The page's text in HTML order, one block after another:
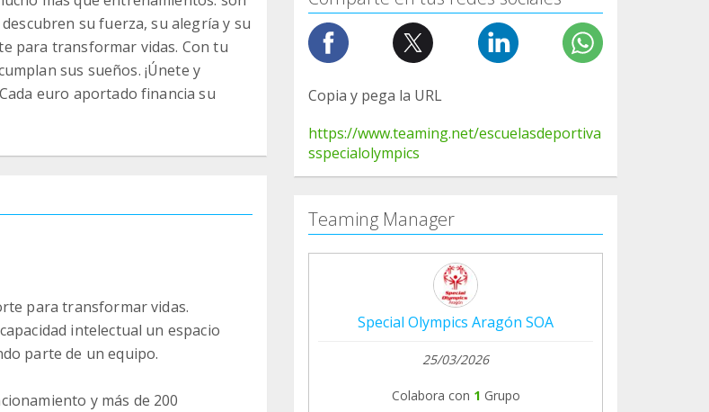
su fuerza, su alegría y su
para transformar vidas. Con tu
sus sueños. ¡Únete y
euro aportado financia su
para transformar vidas.
intelectual un espacio
parte de un equipo.
y más de 200
Copia y pega la URL
https://www.teaming.net/escuelasdeportiva
sspecialolympics
Teaming Manager
Special Olympics Aragón SOA
25/03/2026
Colabora con 1 Grupo